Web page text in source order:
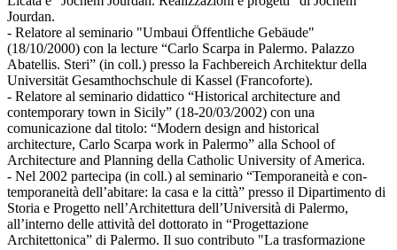
Jourdan.
- Relatore al seminario "Umbaui Öffentliche Gebäude"
(18/10/2000) con la lecture “Carlo Scarpa in Palermo. Palazzo
Abatellis. Steri” (in coll.) presso la Fachbereich Architektur della
Universität Gesamthochschule di Kassel (Francoforte).
- Relatore al seminario didattico “Historical architecture and
contemporary town in Sicily” (18-20/03/2002) con una
comunicazione dal titolo: “Modern design and historical
architecture, Carlo Scarpa work in Palermo” alla School of
Architecture and Planning della Catholic University of America.
- Nel 2002 partecipa (in coll.) al seminario “Temporaneità e con-
temporaneità dell’abitare: la casa e la città” presso il Dipartimento di
Storia e Progetto nell’Architettura dell’Università di Palermo,
all’interno delle attività del dottorato in “Progettazione
Architettonica” di Palermo. Il suo contributo "La trasformazione